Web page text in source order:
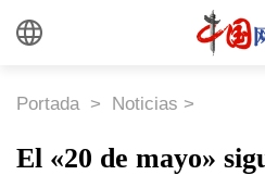
Portada > Noticias >
El «20 de mayo»